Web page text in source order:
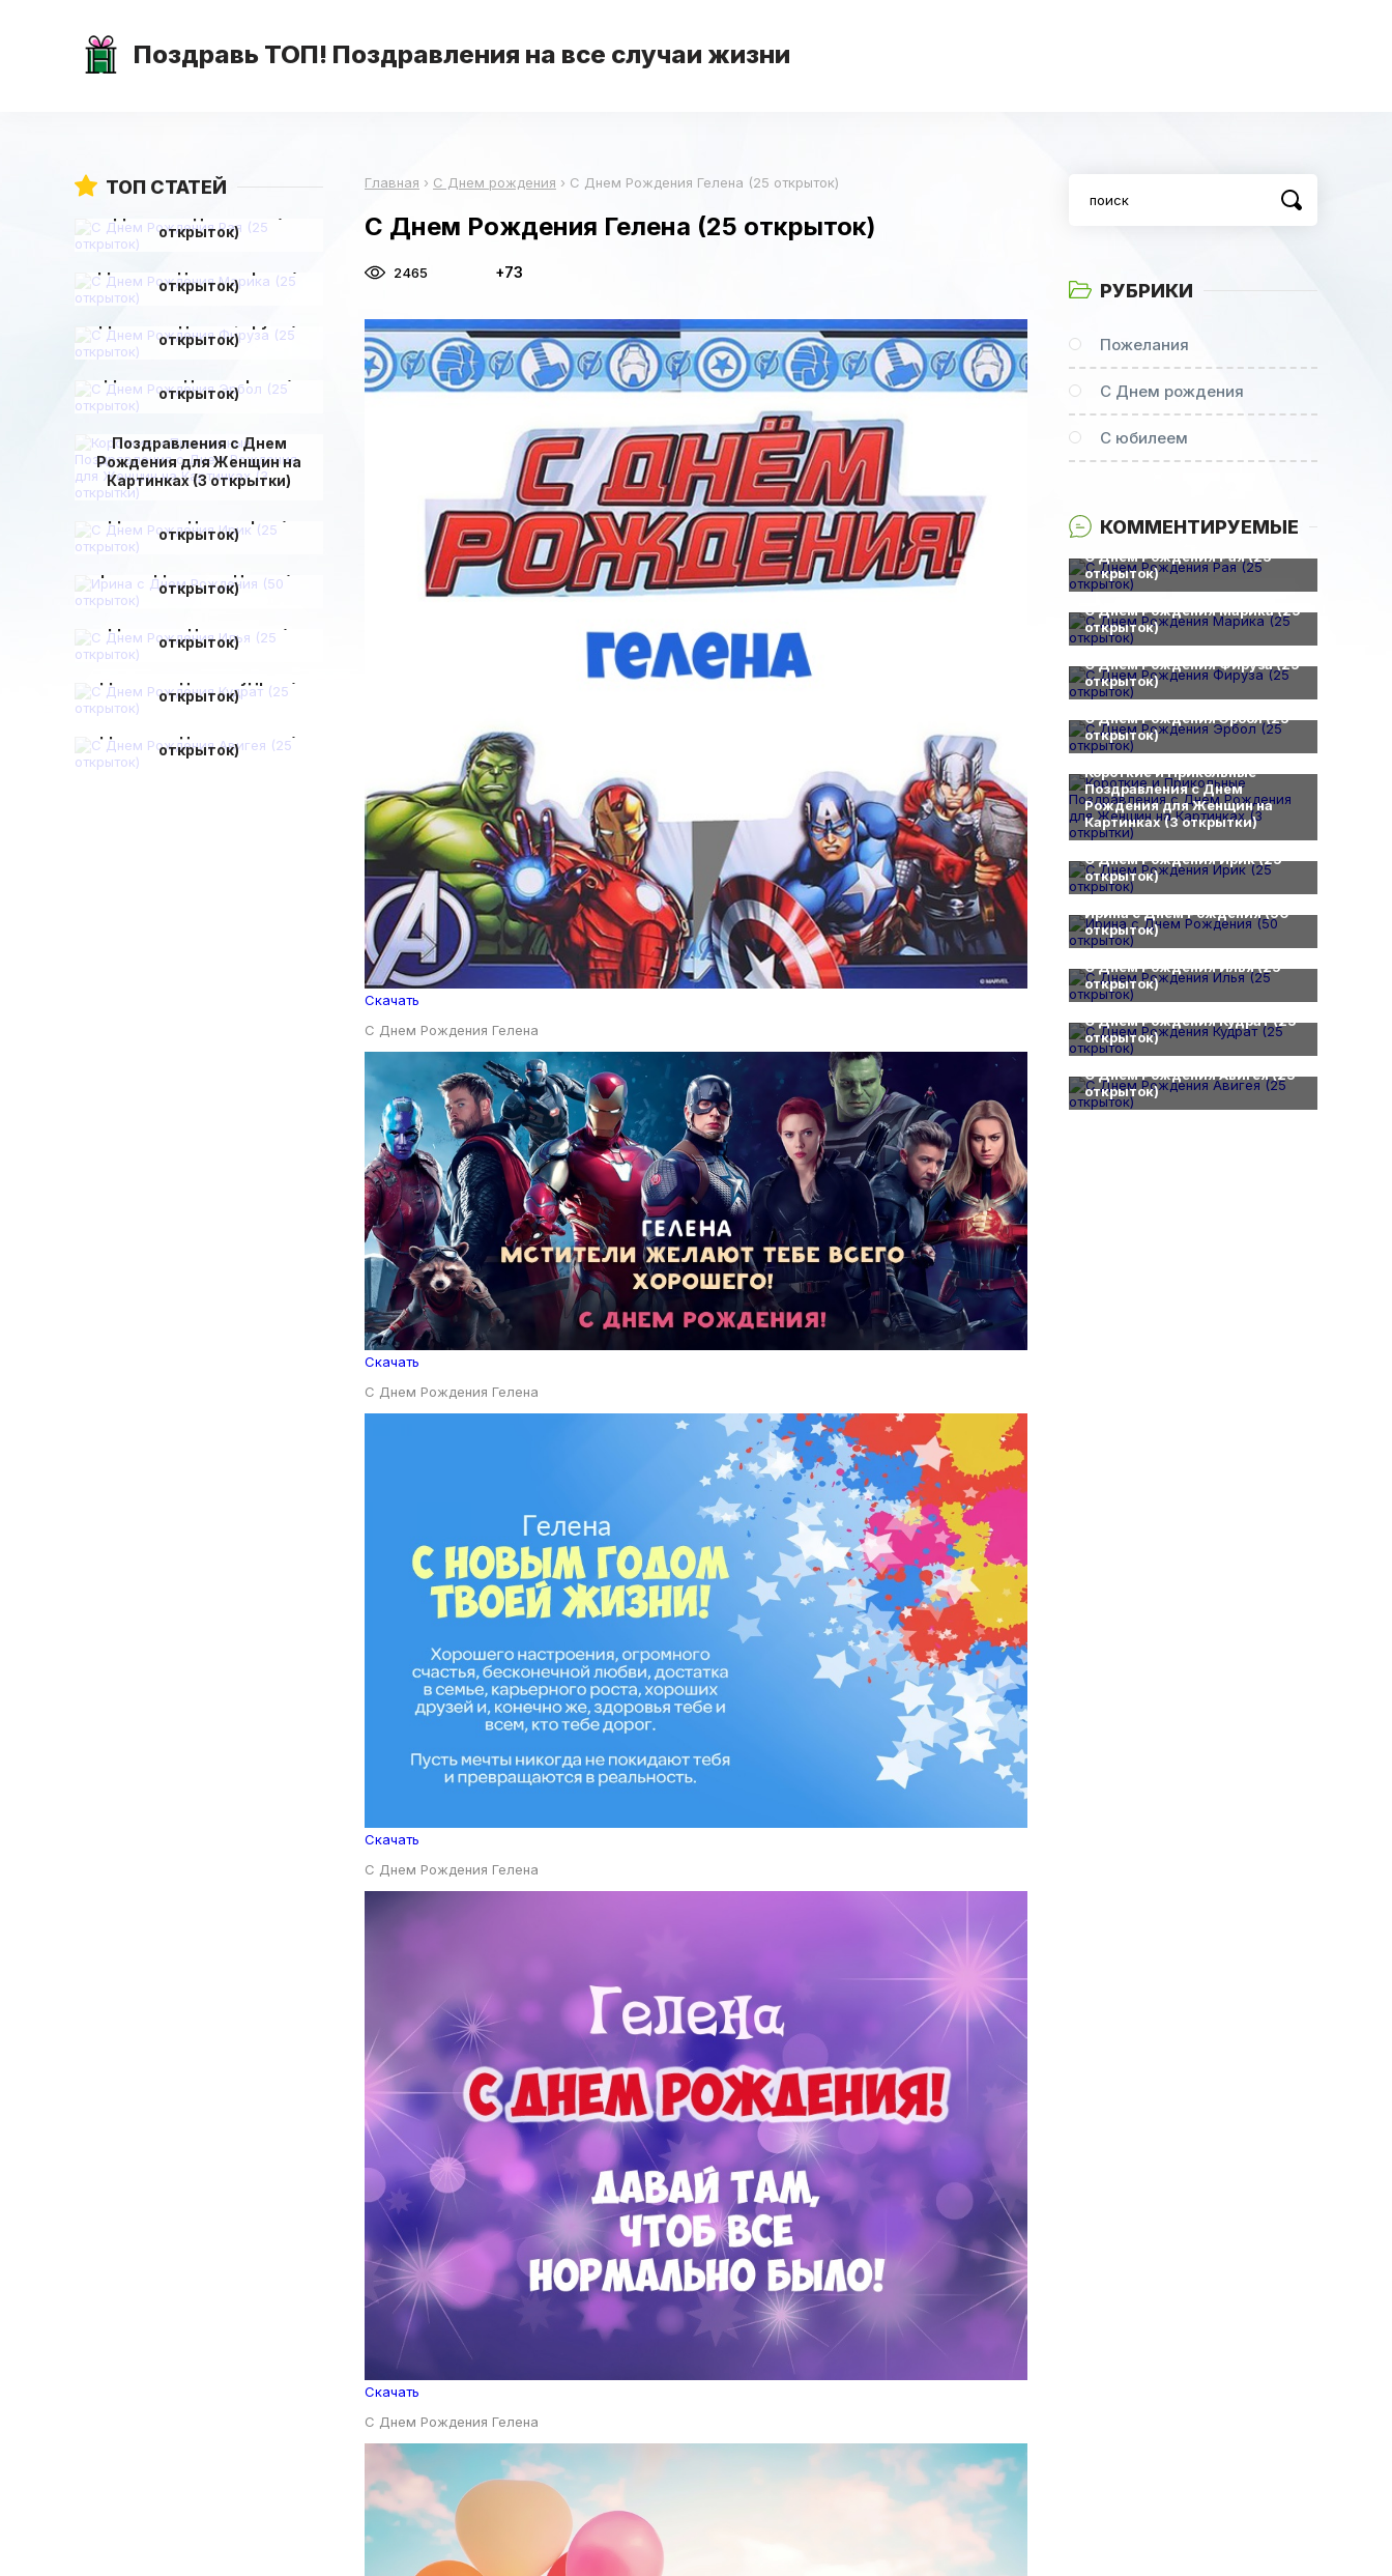
Поздравь ТОП! Поздравления на все случаи жизни
Главная › С Днем рождения › С Днем Рождения Гелена (25 открыток)
С Днем Рождения Гелена (25 открыток)
2465 +73
Скачать
С Днем Рождения Гелена
Скачать
С Днем Рождения Гелена
Скачать
С Днем Рождения Гелена
Скачать
С Днем Рождения Гелена
ТОП СТАТЕЙ
открыток)
открыток)
открыток)
открыток)
Поздравления с Днем
Рождения для Женщин на
Картинках (3 открытки)
открыток)
открыток)
открыток)
открыток)
открыток)
РУБРИКИ
Пожелания
С Днем рождения
С юбилеем
КОММЕНТИРУЕМЫЕ
С Днем Рождения Рая (25
открыток)
0
С Днем Рождения Марика (25
открыток)
С Днем Рождения Фируза (25
открыток)
С Днем Рождения Эрбол (25
открыток)
Короткие и Прикольные
Поздравления с Днем
Рождения для Женщин на
Картинках (3 открытки)
С Днем Рождения Ирик (25
открыток)
Ирина с Днем Рождения (50
открыток)
С Днем Рождения Илья (25
открыток)
С Днем Рождения Кудрат (25
открыток)
С Днем Рождения Авигея (25
открыток)